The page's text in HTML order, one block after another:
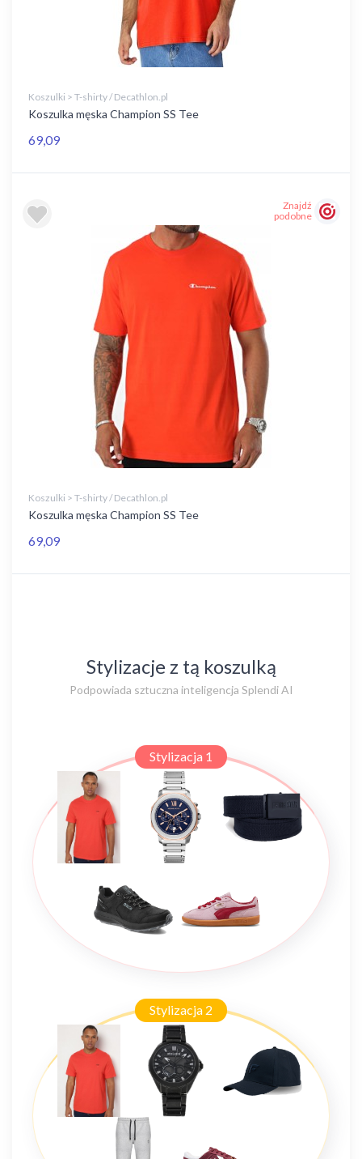
Koszulki > T-shirty / Decathlon.pl
Koszulka męska Champion SS Tee
69,09
Znajdź
podobne
Koszulki > T-shirty / Decathlon.pl
Koszulka męska Champion SS Tee
69,09
Stylizacje z tą koszulką
Podpowiada sztuczna inteligencja Splendi AI
Stylizacja 1
Stylizacja 2